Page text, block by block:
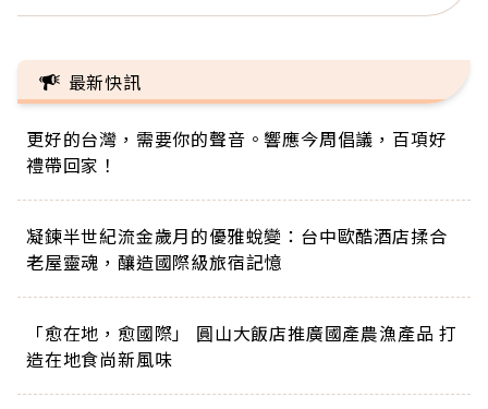
最新快訊
更好的台灣，需要你的聲音。響應今周倡議，百項好
禮帶回家！
凝鍊半世紀流金歲月的優雅蛻變：台中歐酷酒店揉合
老屋靈魂，釀造國際級旅宿記憶
「愈在地，愈國際」 圓山大飯店推廣國產農漁產品 打
造在地食尚新風味